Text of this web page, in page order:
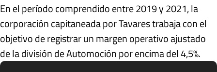
En el período comprendido entre 2019 y 2021, la
corporación capitaneada por Tavares trabaja con el
objetivo de registrar un margen operativo ajustado
de la división de Automoción por encima del 4,5%.